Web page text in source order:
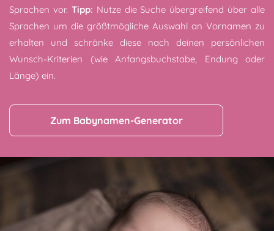
Sprachen vor. Tipp: Nutze die Suche übergreifend über alle
Sprachen um die größtmögliche Auswahl an Vornamen zu
erhalten und schränke diese nach deinen persönlichen
Wunsch-Kriterien (wie Anfangsbuchstabe, Endung oder
Länge) ein.
Zum Babynamen-Generator